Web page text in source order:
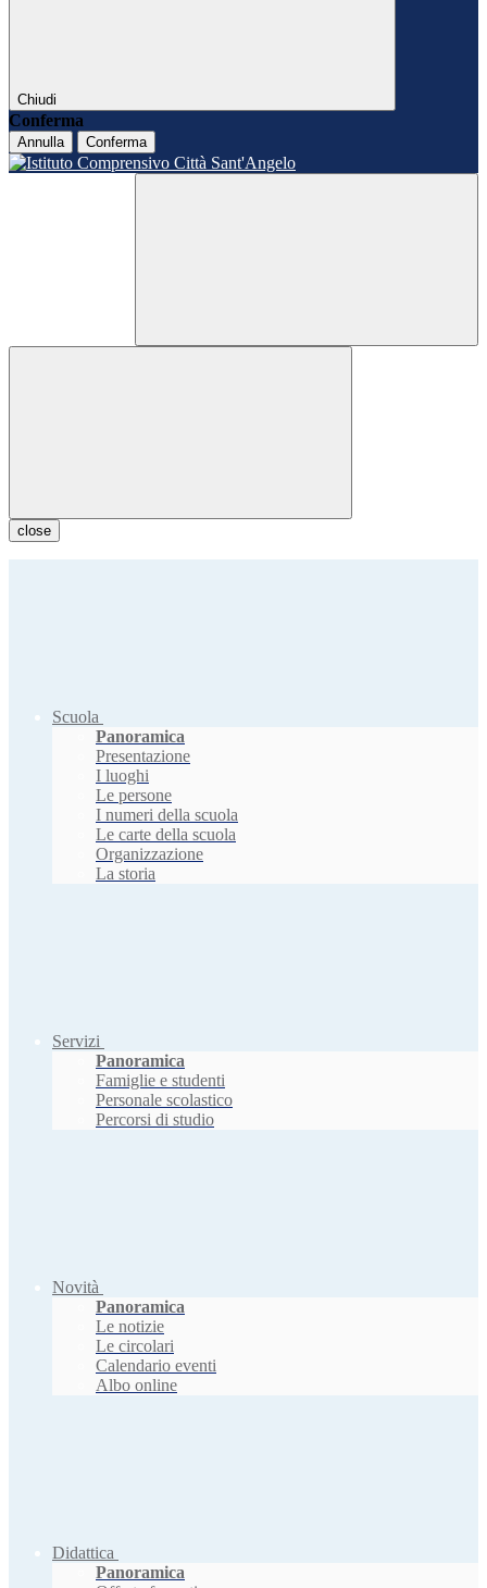
Chiudi
Conferma
Annulla Conferma
close
Scuola
Panoramica
Presentazione
I luoghi
Le persone
I numeri della scuola
Le carte della scuola
Organizzazione
La storia
Servizi
Panoramica
Famiglie e studenti
Personale scolastico
Percorsi di studio
Novità
Panoramica
Le notizie
Le circolari
Calendario eventi
Albo online
Didattica
Panoramica